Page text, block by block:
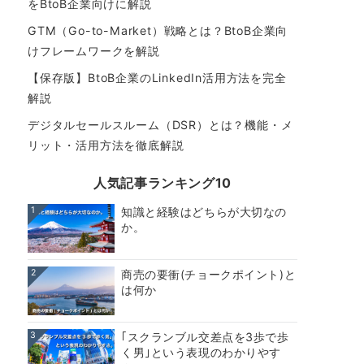
をBtoB企業向けに解説
GTM（Go-to-Market）戦略とは？BtoB企業向
けフレームワークを解説
【保存版】BtoB企業のLinkedIn活用方法を完全
解説
デジタルセールスルーム（DSR）とは？機能・メ
リット・活用方法を徹底解説
人気記事ランキング10
1
知識と経験はどちらが大切なの
か。
2
商売の要衝(チョークポイント)と
は何か
3
｢スクランブル交差点を3歩で歩
く男｣という表現のわかりやす